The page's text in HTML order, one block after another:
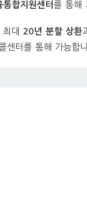
통합지원센터를 통해
대 20년 분할 상환
센터를 통해 가능합